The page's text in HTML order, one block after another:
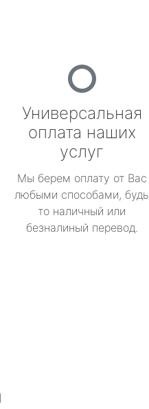
Универсальная
оплата наших
услуг
Мы берем оплату от Вас
любыми способами, будь
то наличный или
безналиный перевод.